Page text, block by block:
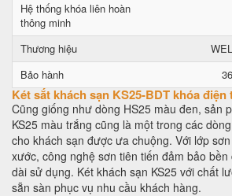
Hệ thống khóa liên hoàn
thông minh
Thương hiệu
Bảo hành
Két sắt khách sạn KS25-BDT khóa điện
Cũng giống như dòng HS25 màu đen, sản
KS25 màu trắng cũng là một trong các
cho khách sạn được ưa chuộng. Với lớp
xước, công nghệ sơn tiên tiến đảm bảo
dài sử dụng. Két khách sạn KS25 với chất
sẵn sàn phục vụ nhu cầu khách hàng.